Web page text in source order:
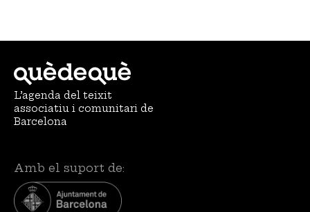
L’agenda del teixit
associatiu i comunitari de
Barcelona
Amb el suport de: